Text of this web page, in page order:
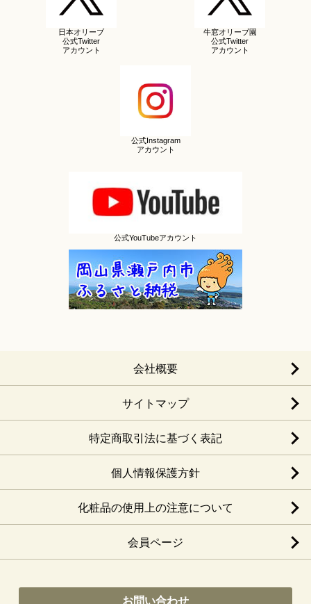
日本オリーブ
公式Twitter
アカウント
牛窓オリーブ園
公式Twitter
アカウント
公式Instagram
アカウント
公式YouTubeアカウント
会社概要
サイトマップ
特定商取引法に基づく表記
個人情報保護方針
化粧品の使用上の注意について
会員ページ
お問い合わせ